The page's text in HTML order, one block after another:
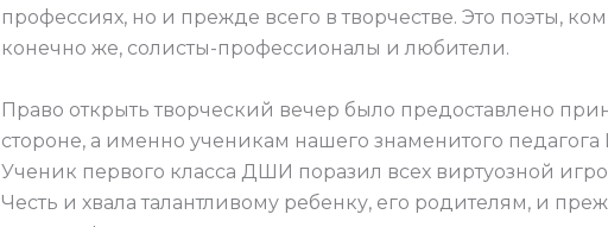
профессиях, но и прежде всего в творчестве. Это поэты,
конечно же, солисты-профессионалы и любители.
Право открыть творческий вечер было предоставлено
стороне, а именно ученикам нашего знаменитого педагога
Ученик первого класса ДШИ поразил всех виртуозной
Честь и хвала талантливому ребенку, его родителям, и